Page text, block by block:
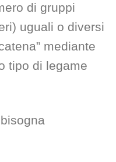
di gruppi
uguali o diversi
mediante
tipo di legame